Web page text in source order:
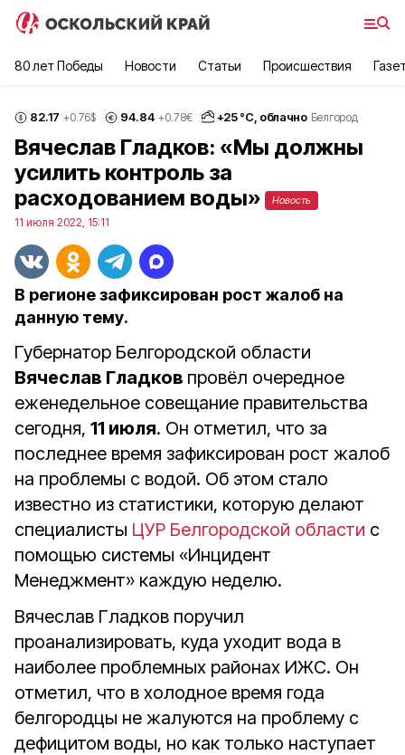
80 лет Победы Новости Статьи Происшествия
82.17 +0.76$ 94.84 +0.78€ +25°С, облачно Белгород
Вячеслав Гладков: «Мы должны
усилить контроль за
расходованием воды»
Новость
11 июля 2022, 15:11
В регионе зафиксирован рост жалоб на
данную тему.
Губернатор Белгородской области
Вячеслав Гладков провёл очередное
еженедельное совещание правительства
сегодня, 11 июля. Он отметил, что за
последнее время зафиксирован рост жалоб
на проблемы с водой. Об этом стало
известно из статистики, которую делают
специалисты ЦУР Белгородской области с
помощью системы «Инцидент
Менеджмент» каждую неделю.
Вячеслав Гладков поручил
проанализировать, куда уходит вода в
наиболее проблемных районах ИЖС. Он
отметил, что в холодное время года
белгородцы не жалуются на проблему с
дефицитом воды, но как только наступает